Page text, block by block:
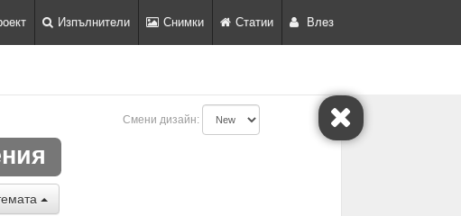
Изпълнители Снимки Статии Влез
Смени дизайн: